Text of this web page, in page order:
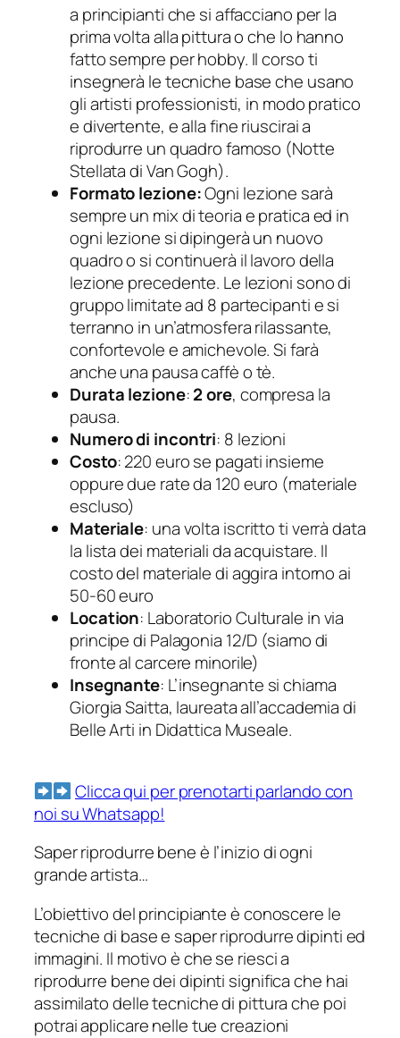
a principianti che si affacciano per la
prima volta alla pittura o che lo hanno
fatto sempre per hobby. Il corso ti
insegnerà le tecniche base che usano
gli artisti professionisti, in modo pratico
e divertente, e alla fine riuscirai a
riprodurre un quadro famoso (Notte
Stellata di Van Gogh).
Formato lezione:Ogni lezione sarà
sempre un mix di teoria e pratica ed in
ogni lezione si dipingerà un nuovo
quadro o si continuerà il lavoro della
lezione precedente. Le lezioni sono di
gruppo limitate ad 8 partecipanti e si
terranno in un’atmosfera rilassante,
confortevole e amichevole. Si farà
anche una pausa caffè o tè.
Durata lezione:2 ore, compresa la
pausa.
Numero di incontri: 8 lezioni
Costo: 220 euro se pagati insieme
oppure due rate da 120 euro (materiale
escluso)
Materiale: una volta iscritto ti verrà data
la lista dei materiali da acquistare. Il
costo del materiale di aggira intorno ai
50-60 euro
Location: Laboratorio Culturale in via
principe di Palagonia 12/D (siamo di
fronte al carcere minorile)
Insegnante: L’insegnante si chiama
Giorgia Saitta, laureata all’accademia di
Belle Arti in Didattica Museale.
Clicca qui per prenotarti parlando con
noi su Whatsapp!
Saper riprodurre bene è l’inizio di ogni
grande artista…
L’obiettivo del principiante è conoscere le
tecniche di base e saper riprodurre dipinti ed
immagini. Il motivo è che se riesci a
riprodurre bene dei dipinti significa che hai
assimilato delle tecniche di pittura che poi
potrai applicare nelle tue creazioni